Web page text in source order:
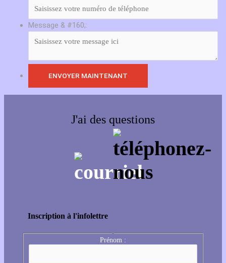
Message & #160;:
J'ai des questions
Inscription à l'infolettre
Prénom :